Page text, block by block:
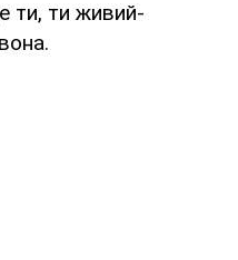
ти, ти живий-